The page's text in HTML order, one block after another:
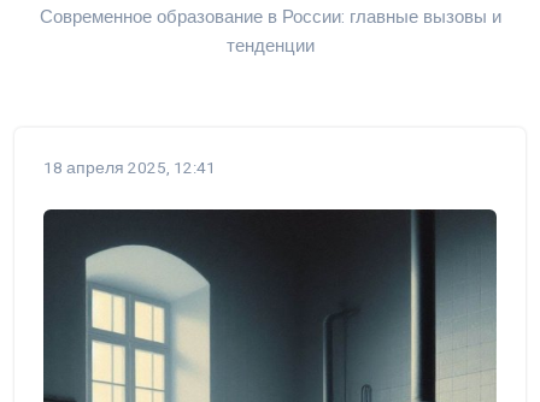
Современное образование в России: главные вызовы и
тенденции
18 апреля 2025, 12:41